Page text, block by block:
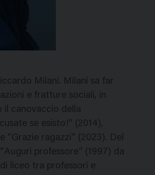
Milani. Milani sa far
e fratture sociali, in
il canovaccio della
se esisto!” (2014),
“Grazie ragazzi” (2023). Del
professore” (1997) da
liceo tra professori e